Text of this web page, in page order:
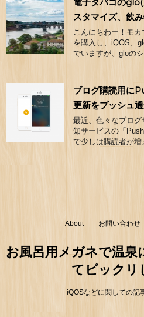
電子タバコの
スタマイズ、飲
こんにちわー！モ
を購入し、iQOS、
でいますが、gloの
ブログ購読用に
更新をプッシュ
最近、色々なブロ
知サービスの「
で少しは購読者が
About お問い合わせ
お風呂用メガネで温泉
てビックリ
iQOSなどに関しての記